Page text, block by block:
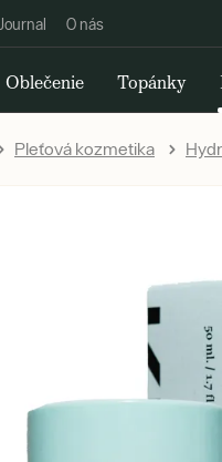
Journal O nás
Oblečenie Topánky
Pleťová kozmetika